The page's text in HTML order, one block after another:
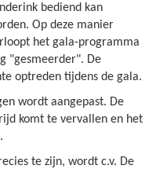
bediend kan
Op deze manier
het gala-programma
"gesmeerder". De
optreden tijdens de gala.
wordt aangepast. De
komt te vervallen en het
te zijn, wordt c.v. De